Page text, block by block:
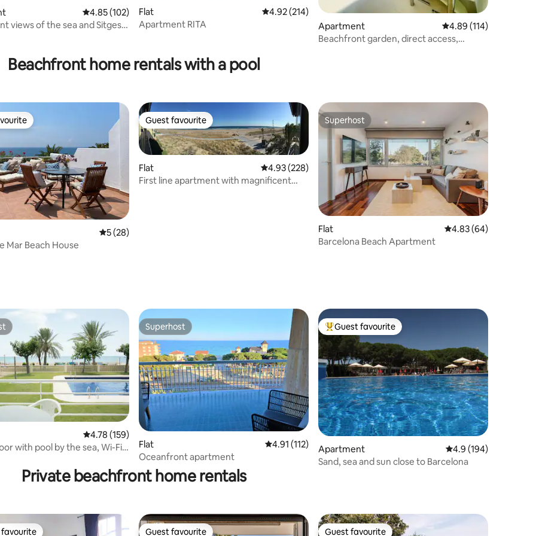
235 reviews
4.85 out of 5 average rating, 102 reviews
4.85 (102)
views of the sea and Sitges.
Flat 4.92 out of 5 average rating, 214 reviews
4.92 (214)
Apartment RITA
Apartment 4.89 out of 5 average
4.89 (114)
Beachfront garden, direct access,
Beachfront home rentals with a pool
78 reviews
5 out of 5 average rating, 28 reviews
5 (28)
Mar Beach House
Guest favourite
Guest favourite
Flat 4.93 out of 5 average rating, 228 reviews
4.93 (228)
First line apartment with magnificent
Superhost
Superhost
Flat 4.83 out of 5 average
4.83 (64)
Barcelona Beach Apartment
71 reviews 4.78 out of 5 average rating, 159 reviews
4.78 (159)
with pool by the sea, Wi-Fi
Superhost
Superhost
Flat 4.91 out of 5 average rating, 112 reviews
4.91 (112)
Oceanfront apartment
Top guest favourite
Guest favourite
Apartment 4.9 out of 5 average
4.9 (194)
Sand, sea and sun close to Barcelona
Private beachfront home rentals
Guest favourite Guest favourite